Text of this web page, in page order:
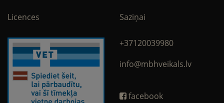
Licences Saziņai
+37120039980
info@mbhveikals.lv
facebook